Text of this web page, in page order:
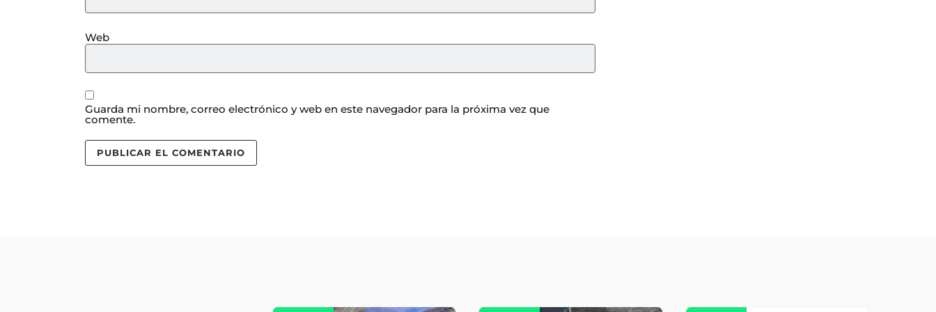
Web
Guarda mi nombre, correo electrónico y web en este navegador para la próxima vez que
comente.